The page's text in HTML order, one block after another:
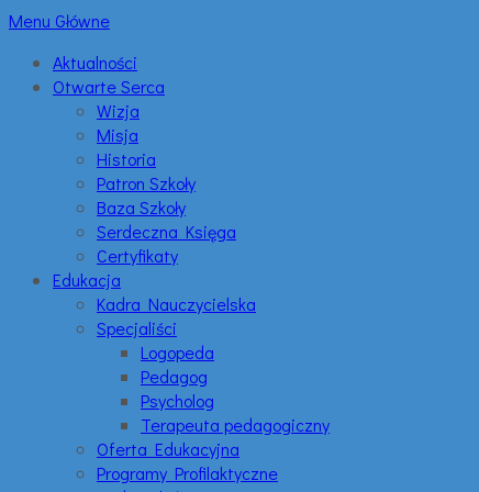
Menu Główne
Aktualności
Otwarte Serca
Wizja
Misja
Historia
Patron Szkoły
Baza Szkoły
Serdeczna Księga
Certyfikaty
Edukacja
Kadra Nauczycielska
Specjaliści
Logopeda
Pedagog
Psycholog
Terapeuta pedagogiczny
Oferta Edukacyjna
Programy Profilaktyczne